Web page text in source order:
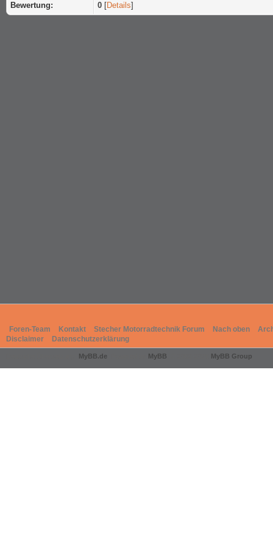
Bewertung: 0 [Details]
Foren-Team Kontakt Stecher Motorradtechnik Forum Nach oben
Disclaimer
Datenschutzerklärung
MyBB.de MyBB MyBB Group